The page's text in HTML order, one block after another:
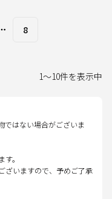
More pages
8
1～10件を表示中
ではない場合がございま
。
ざいますので、予めご了承